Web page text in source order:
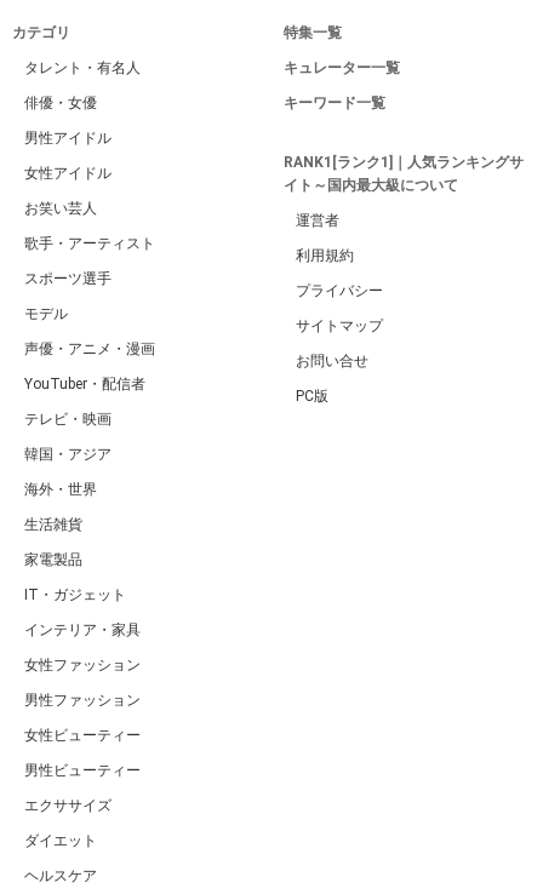
カテゴリ
タレント・有名人
俳優・女優
男性アイドル
女性アイドル
お笑い芸人
歌手・アーティスト
スポーツ選手
モデル
声優・アニメ・漫画
YouTuber・配信者
テレビ・映画
韓国・アジア
海外・世界
生活雑貨
家電製品
IT・ガジェット
インテリア・家具
女性ファッション
男性ファッション
女性ビューティー
男性ビューティー
エクササイズ
ダイエット
ヘルスケア
特集一覧
キュレーター一覧
キーワード一覧
RANK1[ランク1]｜人気ランキングサ
イト～国内最大級について
運営者
利用規約
プライバシー
サイトマップ
お問い合せ
PC版